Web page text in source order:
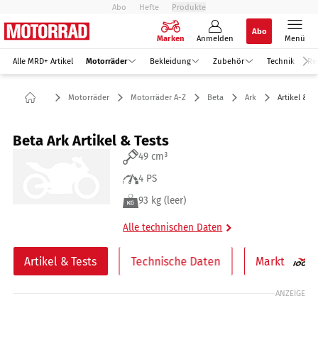
Abo Hefte Produkte
Marken Anmelden
Abo
Menü
Alle MRD+ Artikel Motorräder Bekleidung Zubehör Technik
Motorräder Motorräder A-Z Beta Ark Artikel &
Beta Ark Artikel & Tests
49 cm³
4 PS
93 kg (leer)
Alle technischen Daten
Artikel & Tests Technische Daten Markt
ANZEIGE